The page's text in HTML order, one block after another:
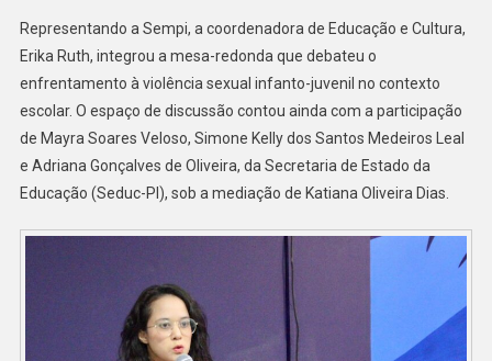
Representando a Sempi, a coordenadora de Educação e Cultura,
Erika Ruth, integrou a mesa-redonda que debateu o
enfrentamento à violência sexual infanto-juvenil no contexto
escolar. O espaço de discussão contou ainda com a participação
de Mayra Soares Veloso, Simone Kelly dos Santos Medeiros Leal
e Adriana Gonçalves de Oliveira, da Secretaria de Estado da
Educação (Seduc-PI), sob a mediação de Katiana Oliveira Dias.